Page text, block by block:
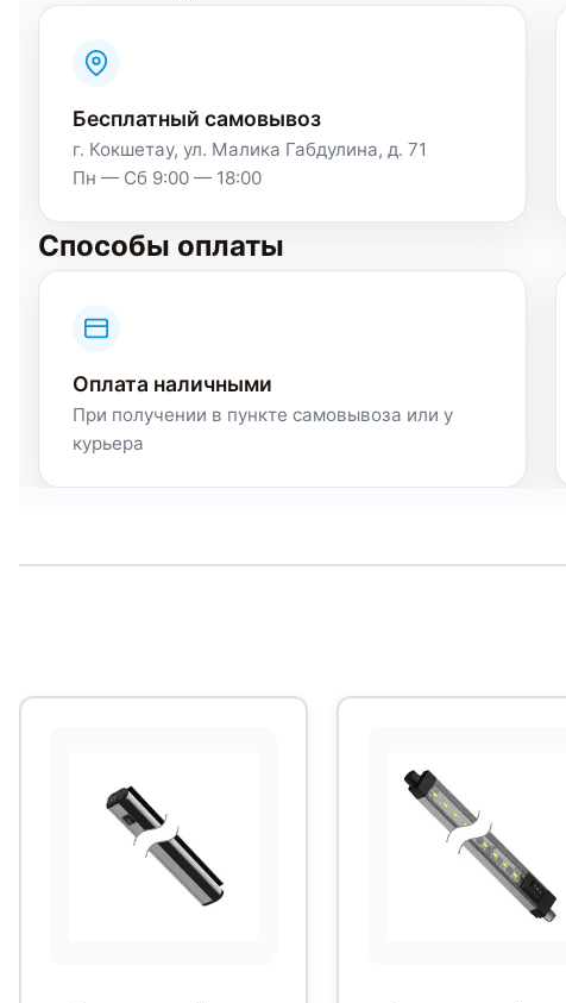
Бесплатный самовывоз
г. Кокшетау, ул. Малика Габдулина, д. 71
Пн — Сб 9:00 — 18:00
Способы оплаты
Оплата наличными
При получении в пункте самовывоза или у
курьера